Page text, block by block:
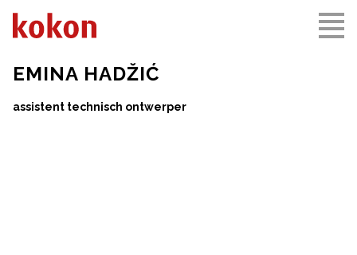
EMINA HADŽIĆ
assistent technisch ontwerper